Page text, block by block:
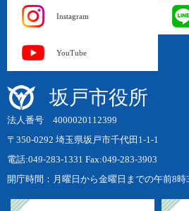
Instagram
YouTube
坂戸市役所
法人番号 4000020112399
〒350-0292 埼玉県坂戸市千代田1-1-1
電話:049-283-1331 Fax:049-283-3903
開庁時間：月曜日から金曜日までの午前8